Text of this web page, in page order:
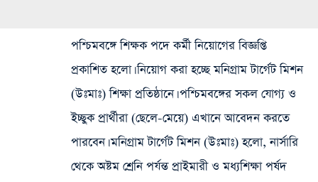
পশ্চিমবঙ্গে শিক্ষক পদে কর্মী নিয়োগের বিজ্ঞপ্তি
প্রকাশিত হলো। নিয়োগ করা হচ্ছে মনিগ্রাম টার্গেট মিশন
(উঃমাঃ) শিক্ষা প্রতিষ্ঠানে। পশ্চিমবঙ্গের সকল যোগ্য ও
ইচ্ছুক প্রার্থীরা (ছেলে-মেয়ে) এখানে আবেদন করতে
পারবেন। মনিগ্রাম টার্গেট মিশন (উঃমাঃ) হলো, নার্সারি
থেকে অষ্টম শ্রেনি পর্যন্ত প্রাইমারী ও মধ্যশিক্ষা পর্ষদ